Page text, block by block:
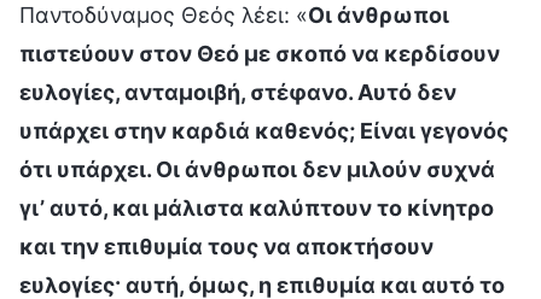
Παντοδύναμος Θεός λέει: «Οι άνθρωποι
πιστεύουν στον Θεό με σκοπό να κερδίσουν
ευλογίες, ανταμοιβή, στέφανο. Αυτό δεν
υπάρχει στην καρδιά καθενός; Είναι γεγονός
ότι υπάρχει. Οι άνθρωποι δεν μιλούν συχνά
γι’ αυτό, και μάλιστα καλύπτουν το κίνητρο
και την επιθυμία τους να αποκτήσουν
ευλογίες· αυτή, όμως, η επιθυμία και αυτό το